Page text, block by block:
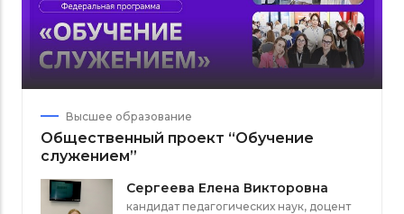
Высшее образование
Общественный проект “Обучение
служением”
Сергеева Елена Викторовна
кандидат педагогических наук, доцент